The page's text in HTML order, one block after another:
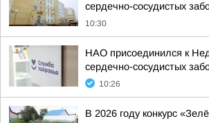
сердечно-сосудистых
10:30
НАО присоединился к
сердечно-сосудистых
10:26
В 2026 году конкурс